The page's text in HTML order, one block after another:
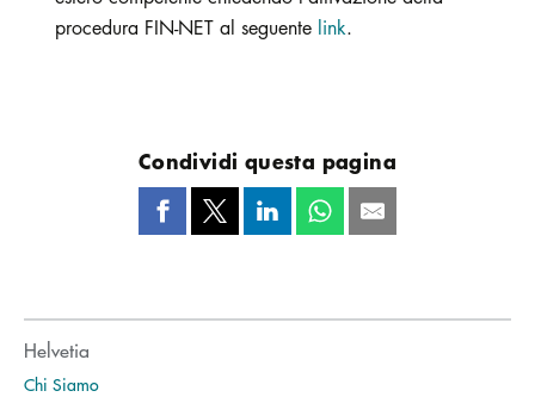
procedura FIN-NET al seguente link.
Condividi questa pagina
Helvetia
Chi Siamo